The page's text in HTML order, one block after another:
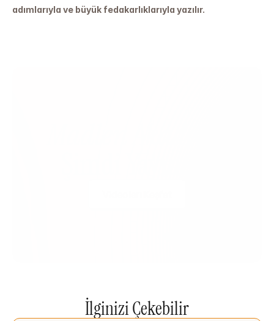
adımlarıyla ve büyük fedakarlıklarıyla yazılır.
İlginizi Çekebilir